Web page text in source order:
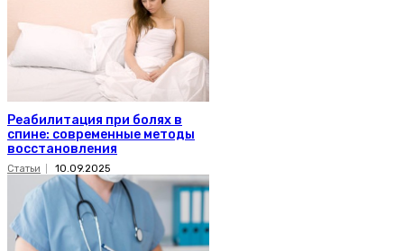
Реабилитация при болях в
спине: современные методы
восстановления
Статьи 10.09.2025